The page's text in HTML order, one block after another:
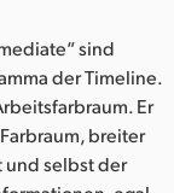
sind
der Timeline.
Er
breiter
und selbst der